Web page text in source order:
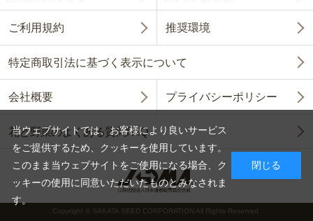
ご利用規約 推奨環境
特定商取引法に基づく表示について
会社概要 プライバシーポリシー
花と野菜のよくある質問FAQ
Copyright © SAKATA SEED CORPORATION All Rights Reserved.
当ウェブサイトでは、お客様により良いサービス
をご提供するため、クッキーを使用しています。
このまま当ウェブサイトをご使用になる場合、ク
ッキーの使用に同意いただいたものとみなされま
す。
閉じる